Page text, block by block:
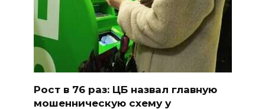
Рост в 76 раз: ЦБ назвал главную
мошенническую схему у